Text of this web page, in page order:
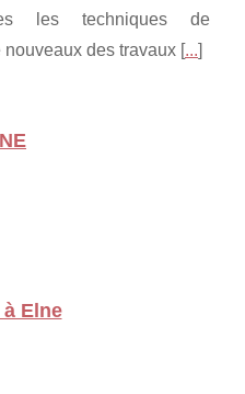
les techniques de
des travaux [...]
Elne